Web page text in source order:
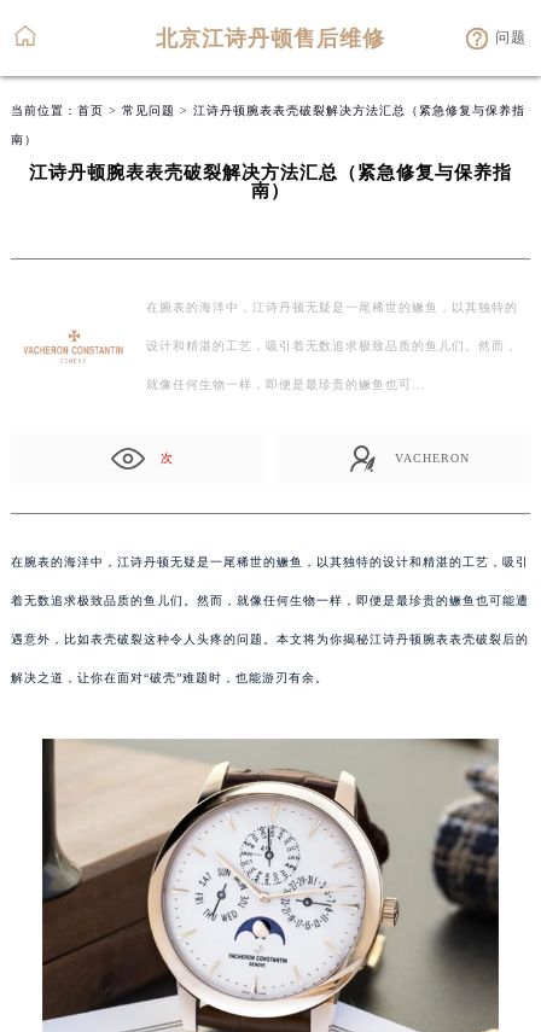
北京江诗丹顿售后维修 问题
当前位置： 首页 > 常见问题 > 江诗丹顿腕表表壳破裂解决方法汇总（紧急修复与保养指
南）
江诗丹顿腕表表壳破裂解决方法汇总（紧急修复与保养指
南）
在腕表的海洋中，江诗丹顿无疑是一尾稀世的鳜鱼，以其独特的
设计和精湛的工艺，吸引着无数追求极致品质的鱼儿们。然而，
就像任何生物一样，即便是最珍贵的鳜鱼也可…
次 VACHERON
在腕表的海洋中，江诗丹顿无疑是一尾稀世的鳜鱼，以其独特的设计和精湛的工艺，吸引
着无数追求极致品质的鱼儿们。然而，就像任何生物一样，即便是最珍贵的鳜鱼也可能遭
遇意外，比如表壳破裂这种令人头疼的问题。本文将为你揭秘江诗丹顿腕表表壳破裂后的
解决之道，让你在面对“破壳”难题时，也能游刃有余。